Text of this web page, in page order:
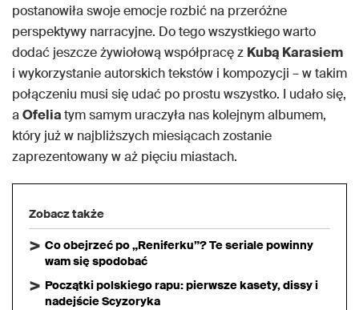
postanowiła swoje emocje rozbić na przeróżne
perspektywy narracyjne. Do tego wszystkiego warto
dodać jeszcze żywiołową współpracę z Kubą Karasiem
i wykorzystanie autorskich tekstów i kompozycji – w takim
połączeniu musi się udać po prostu wszystko. I udało się,
aOfeliatym samym uraczyła nas kolejnym albumem,
który już w najbliższych miesiącach zostanie
zaprezentowany w aż pięciu miastach.
Zobacz także
Co obejrzeć po „Reniferku”? Te seriale powinny
wam się spodobać
Początki polskiego rapu: pierwsze kasety, dissy i
nadejście Scyzoryka